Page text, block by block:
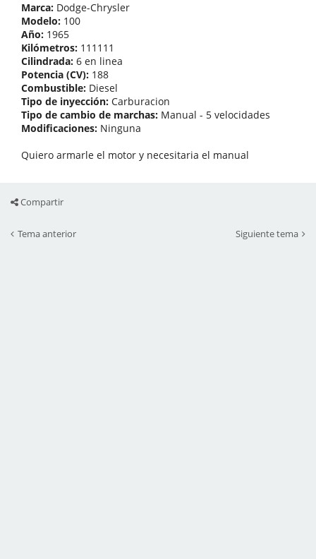
Marca: Dodge-Chrysler
Modelo: 100
Año: 1965
Kilómetros: 111111
Cilindrada: 6 en linea
Potencia (CV): 188
Combustible: Diesel
Tipo de inyección: Carburacion
Tipo de cambio de marchas: Manual - 5 velocidades
Modificaciones: Ninguna
Quiero armarle el motor y necesitaria el manual
Compartir
Tema anterior Siguiente tema